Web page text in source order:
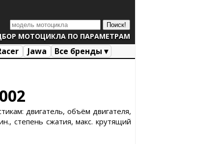
МОТОЦИКЛА ПО ПАРАМЕТРАМ
Jawa Все бренды ▾
двигатель, объём двигателя,
степень сжатия, макс. крутящий